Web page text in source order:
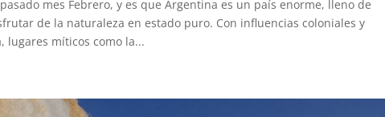
mes Febrero, y es que Argentina es un país enorme, lleno de
de la naturaleza en estado puro. Con influencias coloniales y
lugares míticos como la...